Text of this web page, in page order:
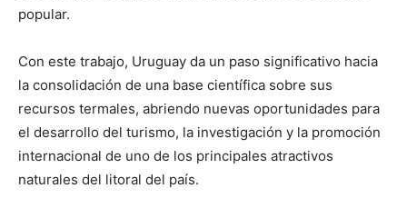
popular.
Con este trabajo, Uruguay da un paso significativo hacia
la consolidación de una base científica sobre sus
recursos termales, abriendo nuevas oportunidades para
el desarrollo del turismo, la investigación y la promoción
internacional de uno de los principales atractivos
naturales del litoral del país.